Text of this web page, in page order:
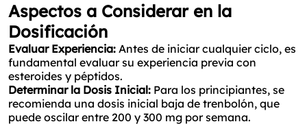
Aspectos a Considerar en la
Dosificación
Evaluar Experiencia: Antes de iniciar cualquier ciclo, es
fundamental evaluar su experiencia previa con
esteroides y péptidos.
Determinar la Dosis Inicial: Para los principiantes, se
recomienda una dosis inicial baja de trenbolón, que
puede oscilar entre 200 y 300 mg por semana.